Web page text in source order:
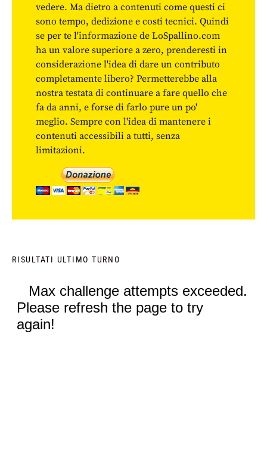
vedere. Ma dietro a contenuti come questi ci
sono tempo, dedizione e costi tecnici. Quindi
se per te l'informazione de LoSpallino.com
ha un valore superiore a zero, prenderesti in
considerazione l'idea di dare un contributo
completamente libero? Permetterebbe alla
nostra testata di continuare a fare quello che
fa da anni, e forse di farlo pure un po'
meglio. Sempre con l'idea di mantenere i
contenuti accessibili a tutti, senza
limitazioni.
RISULTATI ULTIMO TURNO